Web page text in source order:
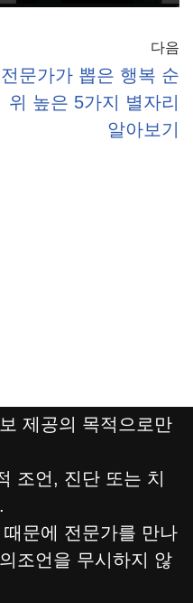
다음
전문가가 뽑은 행복 순
위 높은 5가지 별자리
알아보기
제공의 목적으로만
조언, 진단 또는 치
문에 전문가를 만나
조언을 무시하지 않